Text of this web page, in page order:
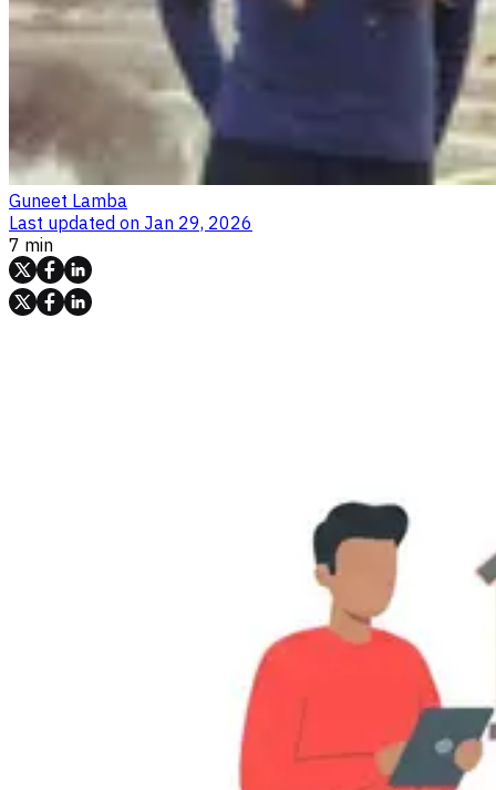
Guneet Lamba
Last updated on Jan 29, 2026
7 min